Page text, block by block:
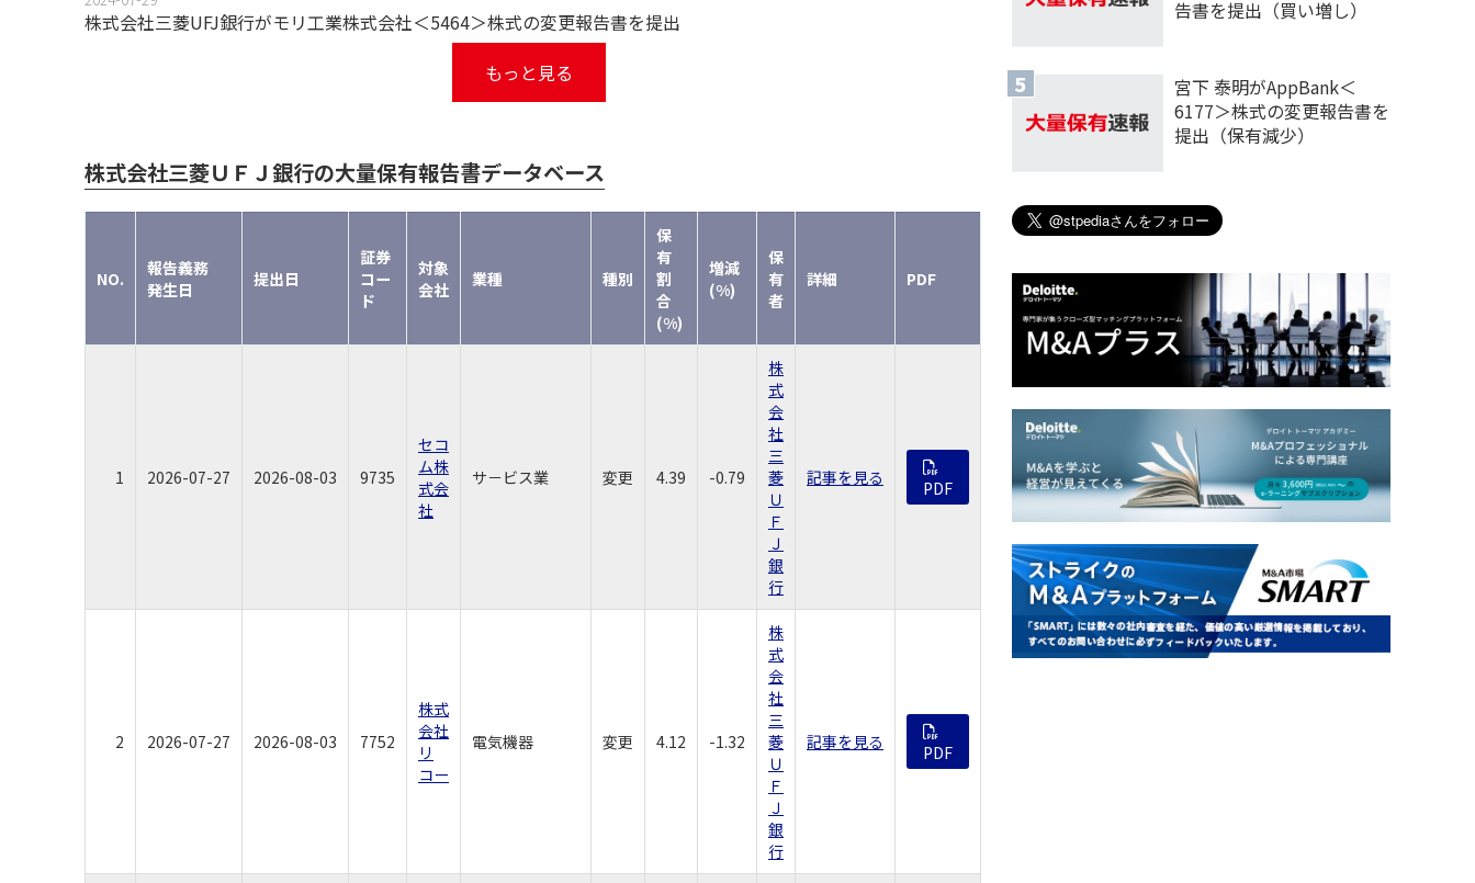
株式会社三菱UFJ銀行がモリ工業株式会社＜5464＞株式の変更報告書を提出
もっと見る
株式会社三菱ＵＦＪ銀行の大量保有報告書データベース
NO.
報告義務
発生日
提出日
証券
コー
ド
対象
会社
業種 種別
保
有
割
合
(%)
増減
(%)
保
有
者
詳細 PDF
1 2026-07-27 2026-08-03 9735
セコ
ム株
式会
社
サ－ビス業 変更 4.39 -0.79
株
式
会
社
三
菱
Ｕ
Ｆ
Ｊ
銀
行
記事を見る PDF
2 2026-07-27 2026-08-03 7752
株式
会社
リ
コー
電気機器 変更 4.12 -1.32
株
式
会
社
三
菱
Ｕ
Ｆ
Ｊ
銀
行
記事を見る PDF
告書を提出（買い増し）
宮下 泰明がAppBank＜
6177＞株式の変更報告書を
提出（保有減少）